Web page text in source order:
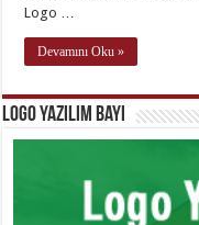
Logo …
Devamını Oku »
Logo Yazılım Bayi